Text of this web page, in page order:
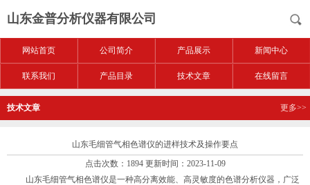
山东金普分析仪器有限公司
网站首页 公司简介 产品展示 新闻中心
联系我们 产品目录 技术文章 在线留言
技术文章 更多>>
山东毛细管气相色谱仪的进样技术及操作要点
点击次数：1894 更新时间：2023-11-09
山东毛细管气相色谱仪是一种高分离效能、高灵敏度的色谱分析仪器，广泛